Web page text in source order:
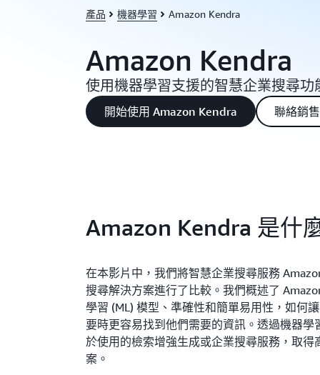
產品 機器學習 Amazon Kendra
Amazon Kendra
使用機器學習支援的智慧企業搜尋功
開始使用 Amazon Kendra 聯絡銷
Amazon Kendra 是什
在本影片中，我們將智慧企業搜尋服務
搜尋解決方案進行了比較。我們概述了
學習 (ML) 模型、準確性和簡單易用性，如何
要時更容易找到他們需要的資訊。透過機器學
於使用的檢索增強生成或企業搜尋服務，取得
案。